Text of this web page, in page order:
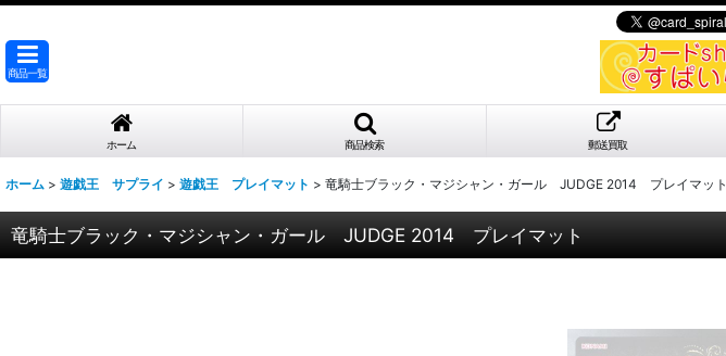
商品一覧
ホーム 商品検索 郵送買取
ホーム > 遊戯王 サプライ > 遊戯王 プレイマット > 竜騎士ブラック・マジシャン・ガール JUDGE 2014 プレイマット
竜騎士ブラック・マジシャン・ガール JUDGE 2014 プレイマット